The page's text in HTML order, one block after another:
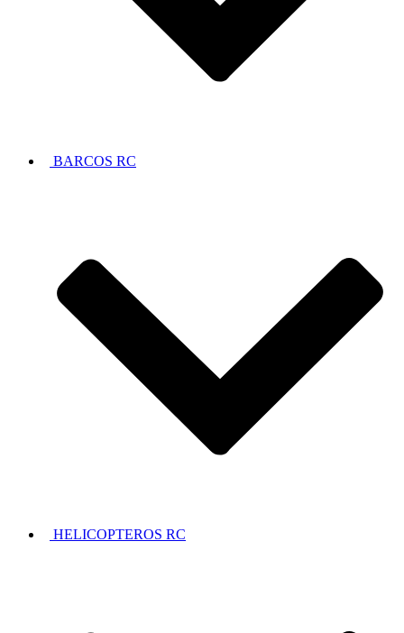
BARCOS RC
HELICOPTEROS RC